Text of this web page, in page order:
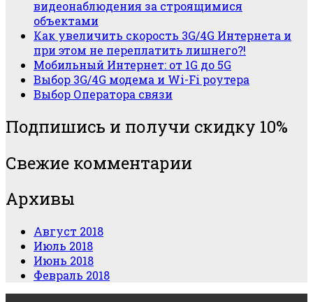
видеонаблюдения за строящимися
объектами
Как увеличить скорость 3G/4G Интернета и
при этом не переплатить лишнего?!
Мобильный Интернет: от 1G до 5G
Выбор 3G/4G модема и Wi-Fi роутера
Выбор Оператора связи
Подпишись и получи скидку 10%
Свежие комментарии
Архивы
Август 2018
Июль 2018
Июнь 2018
Февраль 2018